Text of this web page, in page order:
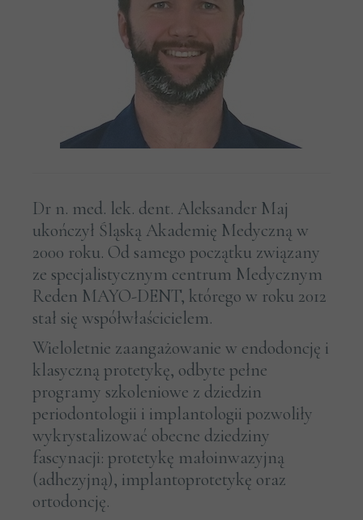
Dr n. med. lek. dent. Aleksander Maj
ukończył Śląską Akademię Medyczną w
2000 roku. Od samego początku związany
ze specjalistycznym centrum Medycznym
Reden MAYO-DENT, którego w roku 2012
stał się współwłaścicielem.
Wieloletnie zaangażowanie w endodoncję i
klasyczną protetykę, odbyte pełne
programy szkoleniowe z dziedzin
periodontologii i implantologii pozwoliły
wykrystalizować obecne dziedziny
fascynacji: protetykę małoinwazyjną
(adhezyjną), implantoprotetykę oraz
ortodoncję.